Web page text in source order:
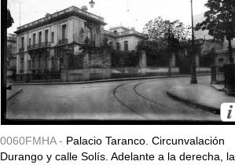
0060FMHA - Palacio Taranco. Circunvalación
Durango y calle Solís. Adelante a la derecha, la